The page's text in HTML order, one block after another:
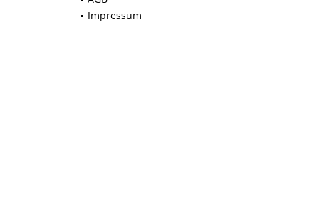
Impressum